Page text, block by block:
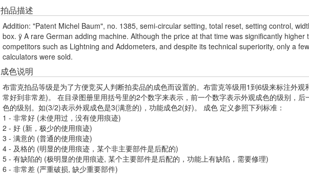
拍品描述
Addition: "Patent Michel Baum", no. 1385, semi-circular setting, total reset, setting control,
box. ÿ A rare German adding machine. Although the price at that time was significantly higher
competitors such as Lightning and Addometers, and despite its technical superiority, only a
calculators were sold.
成色说明
布雷克拍品等级是为了方便竞买人判断拍卖品的成色而设置的。布雷克等级用1到6级来标注外观
常好到非常差)。 在目录图册里用括号里的2个数字来表示，前一个数字表示外观成色的级别，后
色的级别。如(3/2)表示外观成色是3(满意的)，功能成色2(好)。 成色 定义参照下列标准：
1 - 非常好 (未使用过，没有使用痕迹)
2 - 好 (新，极少的使用痕迹)
3 - 满意的 (普通的使用痕迹)
4 - 及格的 (明显的使用痕迹，某个非主要部件是后配的)
5 - 有缺陷的 (极明显的使用痕迹, 某个主要部件是后配的，功能上有缺陷，需要修理)
6 - 非常差 (严重破损, 缺少重要部件)